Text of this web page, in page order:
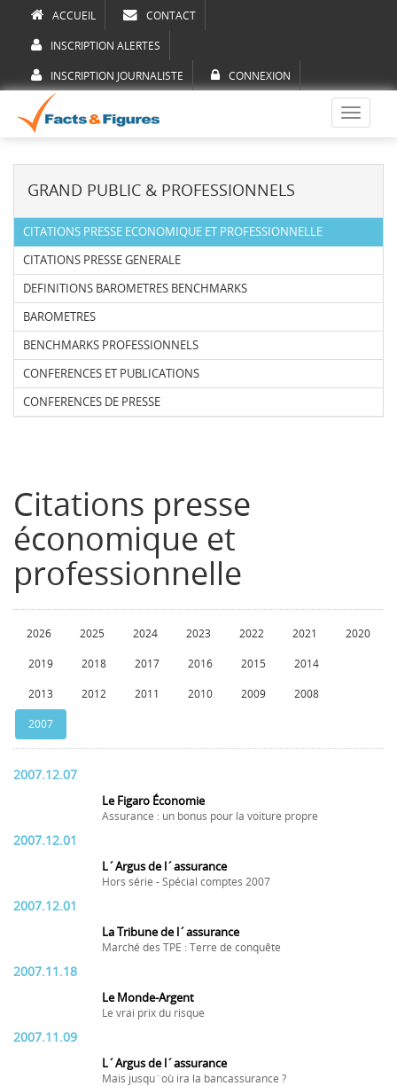
ACCUEIL CONTACT
INSCRIPTION ALERTES
INSCRIPTION JOURNALISTE CONNEXION
Toggle
GRAND PUBLIC & PROFESSIONNELS
CITATIONS PRESSE ECONOMIQUE ET PROFESSIONNELLE
CITATIONS PRESSE GENERALE
DEFINITIONS BAROMETRES BENCHMARKS
BAROMETRES
BENCHMARKS PROFESSIONNELS
CONFERENCES ET PUBLICATIONS
CONFERENCES DE PRESSE
Citations presse
économique et
professionnelle
2026 2025 2024 2023 2022 2021 2020
2019 2018 2017 2016 2015 2014
2013 2012 2011 2010 2009 2008
2007
2007.12.07
Le Figaro Économie
Assurance : un bonus pour la voiture propre
2007.12.01
L´Argus de l´assurance
Hors série - Spécial comptes 2007
2007.12.01
La Tribune de l´assurance
Marché des TPE : Terre de conquête
2007.11.18
Le Monde-Argent
Le vrai prix du risque
2007.11.09
L´Argus de l´assurance
Mais jusqu´où ira la bancassurance ?